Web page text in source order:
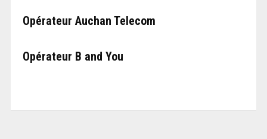
Opérateur Auchan Telecom
Opérateur B and You